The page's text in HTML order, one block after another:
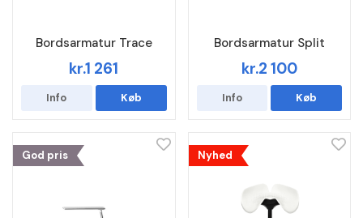
Bordsarmatur Trace
kr.1 261
Info Køb
Bordsarmatur Split
kr.2 100
Info Køb
God pris Nyhed